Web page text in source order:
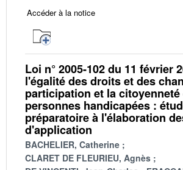
Accéder à la notice
Loi n° 2005-102 du 11 février
l'égalité des droits et des
participation et la citoyenneté
personnes handicapées :
préparatoire à l'élaboration
d'application
BACHELIER, Catherine
CLARET DE FLEURIEU, Agnès